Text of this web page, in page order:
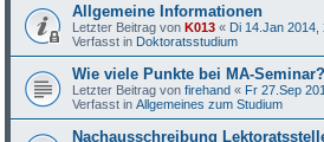
Allgemeine Informationen
Letzter Beitrag vonK013 « Di 14.Jan 2014,
Verfasst in Doktoratsstudium
Wie viele Punkte bei MA-Seminar?
Letzter Beitrag vonfirehand « Fr 27.Sep
Verfasst inAllgemeines zum Studium
Nachausschreibung